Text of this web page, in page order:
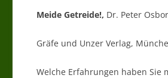
Meide Getreide!, Dr. Peter
Gräfe und Unzer Verlag,
Welche Erfahrungen haben Sie